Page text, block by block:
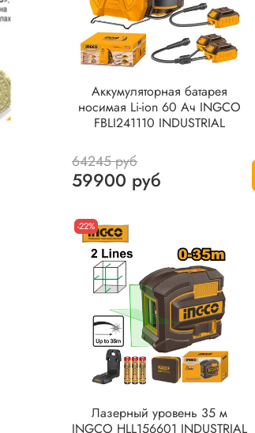
Аккумуляторная батарея
носимая Li-ion 60 Ач INGCO
FBLI241110 INDUSTRIAL
64245 руб
59900 руб
-22%
Лазерный уровень 35 м
INGCO HLL156601 INDUSTRIAL